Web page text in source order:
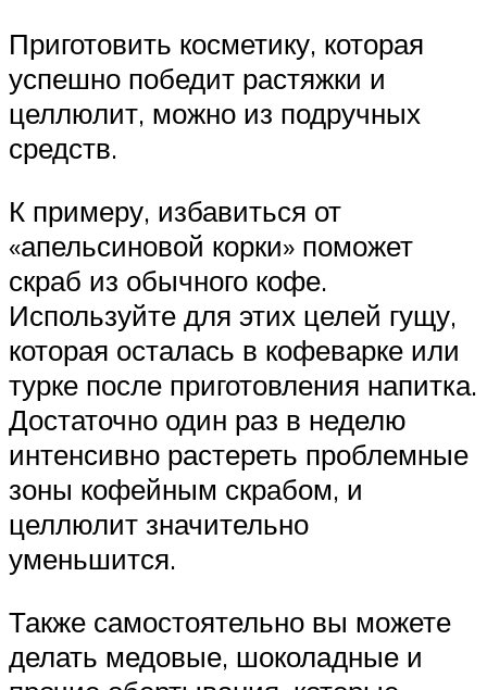
Приготовить косметику, которая
успешно победит растяжки и
целлюлит, можно из подручных
средств.
К примеру, избавиться от
«апельсиновой корки» поможет
скраб из обычного кофе.
Используйте для этих целей гущу,
которая осталась в кофеварке или
турке после приготовления напитка.
Достаточно один раз в неделю
интенсивно растереть проблемные
зоны кофейным скрабом, и
целлюлит значительно
уменьшится.
Также самостоятельно вы можете
делать медовые, шоколадные и